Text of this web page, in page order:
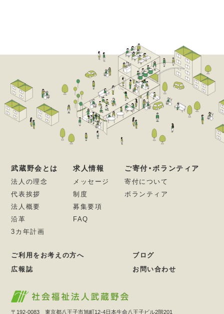
武蔵野会とは
法人の理念
代表挨拶
法人概要
沿革
3カ年計画
求人情報
メッセージ
制度
募集要項
FAQ
ご寄付・ボランティア
寄付について
ボランティア
ご利用をお考えの方へ
ブログ
広報誌
お問い合わせ
〒192-0083 東京都八王子市旭町12-4日本生命八王子ビル2階201